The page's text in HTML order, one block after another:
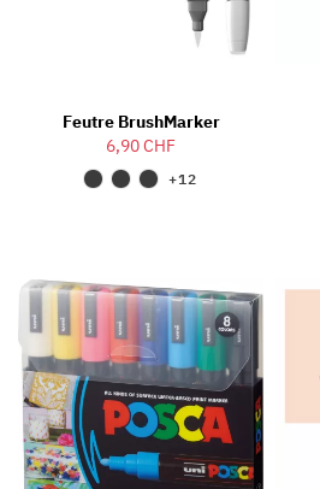
Feutre BrushMarker
6,90 CHF
+12